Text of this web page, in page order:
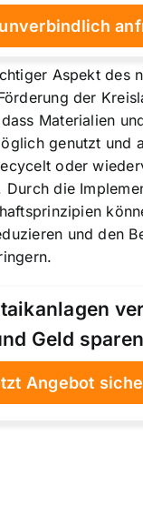
Aspekt des
der
Materialien
genutzt und
oder
Durch die
und den
Geld
Angebot